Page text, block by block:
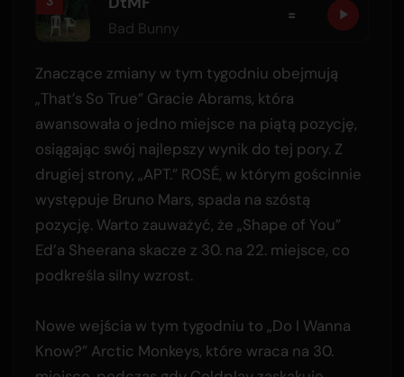
Bad Bunny
=
Znaczące zmiany w tym tygodniu obejmują
„That’s So True” Gracie Abrams, która
awansowała o jedno miejsce na piątą pozycję,
osiągając swój najlepszy wynik do tej pory. Z
drugiej strony, „APT.” ROSÉ, w którym gościnnie
występuje Bruno Mars, spada na szóstą
pozycję. Warto zauważyć, że „Shape of You”
Ed’a Sheerana skacze z 30. na 22. miejsce, co
podkreśla silny wzrost.
Nowe wejścia w tym tygodniu to „Do I Wanna
Know?” Arctic Monkeys, które wraca na 30.